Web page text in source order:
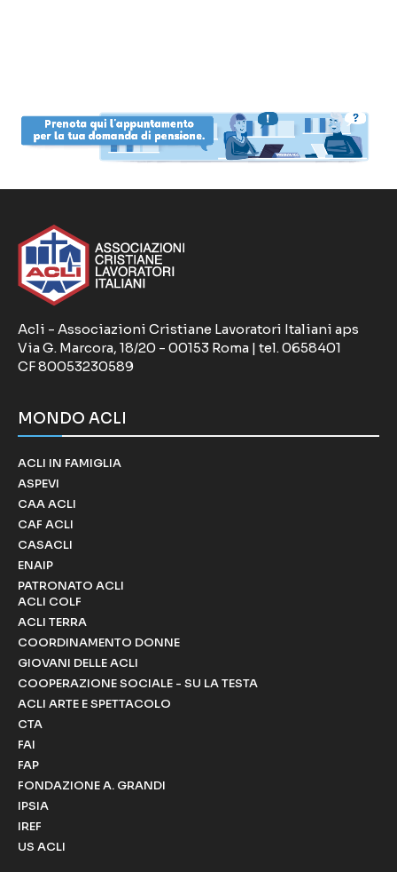
Acli - Associazioni Cristiane Lavoratori Italiani aps
Via G. Marcora, 18/20 - 00153 Roma | tel. 0658401
CF 80053230589
MONDO ACLI
ACLI IN FAMIGLIA
ASPEVI
CAA ACLI
CAF ACLI
CASACLI
ENAIP
PATRONATO ACLI
ACLI COLF
ACLI TERRA
COORDINAMENTO DONNE
GIOVANI DELLE ACLI
COOPERAZIONE SOCIALE - SU LA TESTA
ACLI ARTE E SPETTACOLO
CTA
FAI
FAP
FONDAZIONE A. GRANDI
IPSIA
IREF
US ACLI